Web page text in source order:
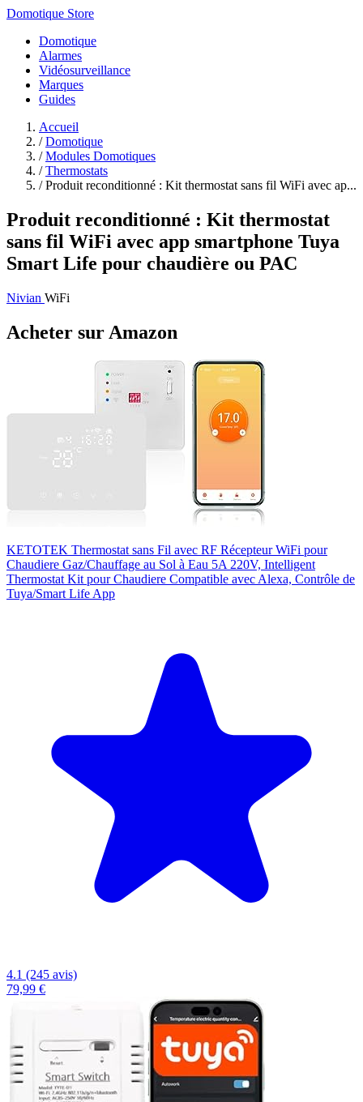
Domotique Store
Domotique
Alarmes
Vidéosurveillance
Marques
Guides
Accueil
/ Domotique
/ Modules Domotiques
/ Thermostats
/ Produit reconditionné : Kit thermostat sans fil WiFi avec ap...
Produit reconditionné : Kit thermostat
sans fil WiFi avec app smartphone Tuya
Smart Life pour chaudière ou PAC
Nivian WiFi
Acheter sur Amazon
KETOTEK Thermostat sans Fil avec RF Récepteur WiFi pour
Chaudiere Gaz/Chauffage au Sol à Eau 5A 220V, Intelligent
Thermostat Kit pour Chaudiere Compatible avec Alexa, Contrôle de
Tuya/Smart Life App
4.1 (245 avis)
79,99 €